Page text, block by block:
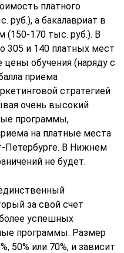
платного
руб.), а бакалавриат в
(150-170 тыс. руб.). В
305 и 140 платных мест
обучения (наряду с
приема
стратегией
очень высокий
программы,
на платные места
Петербурге. В Нижнем
не будет.
за свой счет
успешных
программы. Размер
50% или 70%, и зависит